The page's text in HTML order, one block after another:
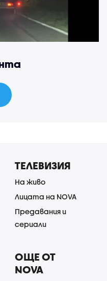
ТЕЛЕВИЗИЯ
На живо
Лицата на NOVA
Предавания и
сериали
ОЩЕ ОТ
NOVA